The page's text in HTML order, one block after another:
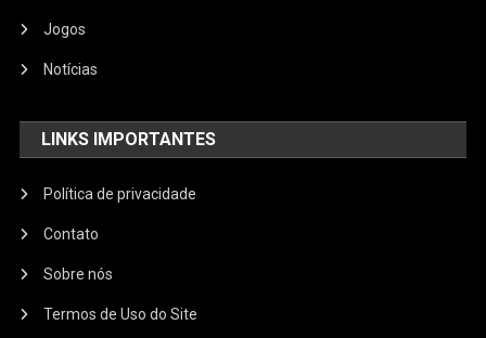
Jogos
Notícias
LINKS IMPORTANTES
Política de privacidade
Contato
Sobre nós
Termos de Uso do Site